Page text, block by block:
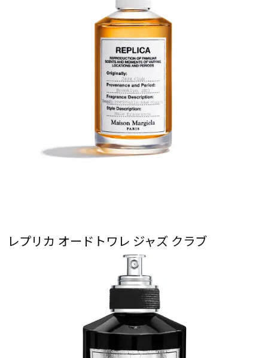
レプリカ オードトワレ ジャズ クラブ